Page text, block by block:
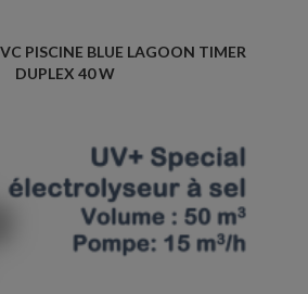
PISCINE BLUE LAGOON TIMER
DUPLEX 40 W